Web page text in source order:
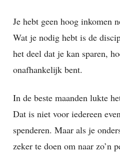
Je hebt geen hoog inkomen
Wat je nodig hebt is de
het deel dat je kan sparen,
onafhankelijk bent.
In de beste maanden lukte
Dat is niet voor iedereen
spenderen. Maar als je
zeker te doen om naar zo’n